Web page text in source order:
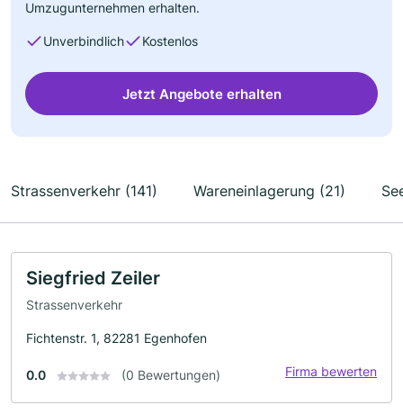
Umzugunternehmen erhalten.
Unverbindlich Kostenlos
Jetzt Angebote erhalten
Strassenverkehr (141) Wareneinlagerung (21)
Siegfried Zeiler
Strassenverkehr
Fichtenstr. 1, 82281 Egenhofen
0.0 (0 Bewertungen) Firma bewerten